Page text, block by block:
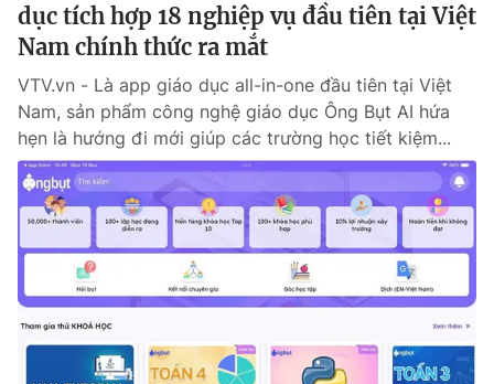
dục tích hợp 18 nghiệp vụ đầu tiên tại Việt
Nam chính thức ra mắt
VTV.vn - Là app giáo dục all-in-one đầu tiên tại Việt
Nam, sản phẩm công nghệ giáo dục Ông Bụt AI hứa
hẹn là hướng đi mới giúp các trường học tiết kiệm...